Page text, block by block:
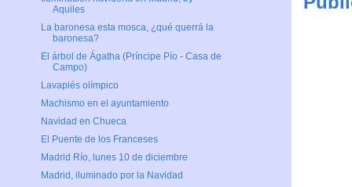
Aquiles
La baronesa esta mosca, ¿qué querrá la
baronesa?
El árbol de Ágatha (Príncipe Pío - Casa de
Campo)
Lavapiés olímpico
Machismo en el ayuntamiento
Navidad en Chueca
El Puente de los Franceses
Madrid Río, lunes 10 de diciembre
Madrid, iluminado por la Navidad